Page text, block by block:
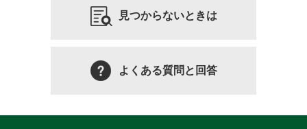
見つからないときは
よくある質問と回答